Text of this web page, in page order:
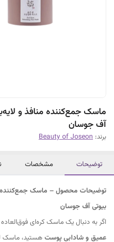
ماسک جمع‌کننده منافذ و
آف جوسان
برند: Beauty of Joseon
توضیحات مشخصات
توضیحات محصول – ماسک جمع‌کننده
بیوتی آف جوسان
اگر به دنبال یک ماسک کره‌ای فوق‌العاده
عمیق و شادابی پوست هستید، ماسک